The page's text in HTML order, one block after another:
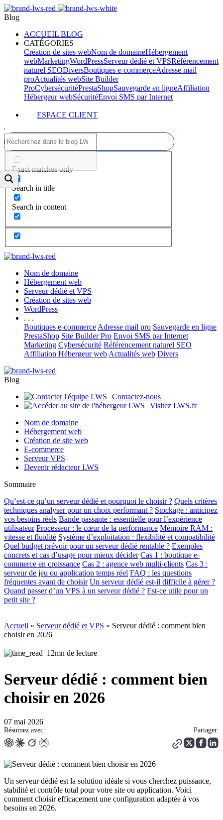
Blog
ACCUEIL BLOG
CATÉGORIES
Création de sites webNom de domaineHébergement
webMarketingWordPressServeur dédié et VPSRéférencement
naturel SEODiversBoutiques e-commerceAdresse mail
proActualités webSite Builder
ProCybersécuritéPrestaShopSauvegarde en ligneAffiliation
Hébergeur webSécuritéEnvoi SMS par Internet
ESPACE CLIENT
Exact matches only
Search in title
Search in content
Nom de domaine
Hébergement web
Serveur dédié et VPS
Création de sites web
WordPress
. . .
Boutiques e-commerce Adresse mail pro Sauvegarde en ligne
PrestaShop Site Builder Pro Envoi SMS par Internet
Marketing Cybersécurité Référencement naturel SEO
Affiliation Hébergeur web Actualités web Divers
Blog
Contactez-nous
Visitez LWS.fr
Nom de domaine
Hébergement web
Création de site web
E-commerce
Serveur VPS
Devenir rédacteur LWS
Sommaire
Qu’est-ce qu’un serveur dédié et pourquoi le choisir ? Quels critères
techniques analyser pour un choix performant ? Stockage : anticipez
vos besoins réels Bande passante : essentielle pour l’expérience
utilisateur Processeur : le cœur de la performance Mémoire RAM :
vitesse et fluidité Système d’exploitation : flexibilité et compatibilité
Quel budget prévoir pour un serveur dédié rentable ? Exemples
concrets et cas d’usage pour mieux décider Cas 1 : boutique e-
commerce en croissance Cas 2 : agence web multi-clients Cas 3 :
serveur de jeu ou application temps réel FAQ : les questions
fréquentes avant de choisir Un serveur dédié est-il difficile à gérer ?
Quand passer d’un VPS à un serveur dédié ? Est-ce utile pour un
petit site ?
Accueil » Serveur dédié et VPS » Serveur dédié : comment bien
choisir en 2026
12mn de lecture
Serveur dédié : comment bien
choisir en 2026
07 mai 2026
Résumez avec: Partager:
Un serveur dédié est la solution idéale si vous cherchez puissance,
stabilité et contrôle total pour votre site ou application. Voici
comment choisir efficacement une configuration adaptée à vos
besoins en 2026.